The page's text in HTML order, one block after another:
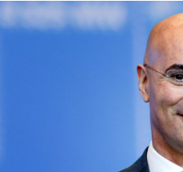
Giovanni Tula